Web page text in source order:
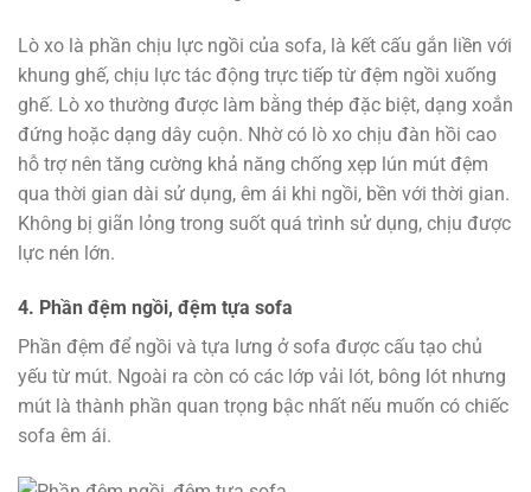
Lò xo là phần chịu lực ngồi của sofa, là kết cấu gắn liền với
khung ghế, chịu lực tác động trực tiếp từ đệm ngồi xuống
ghế. Lò xo thường được làm bằng thép đặc biệt, dạng xoắn
đứng hoặc dạng dây cuộn. Nhờ có lò xo chịu đàn hồi cao
hỗ trợ nên tăng cường khả năng chống xẹp lún mút đệm
qua thời gian dài sử dụng, êm ái khi ngồi, bền với thời gian.
Không bị giãn lỏng trong suốt quá trình sử dụng, chịu được
lực nén lớn.
4. Phần đệm ngồi, đệm tựa sofa
Phần đệm để ngồi và tựa lưng ở sofa được cấu tạo chủ
yếu từ mút. Ngoài ra còn có các lớp vải lót, bông lót nhưng
mút là thành phần quan trọng bậc nhất nếu muốn có chiếc
sofa êm ái.